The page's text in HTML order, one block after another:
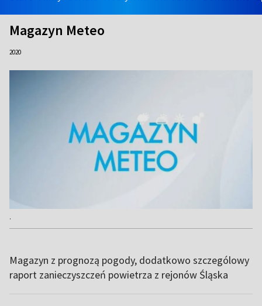
Magazyn Meteo
2020
.
Magazyn z prognozą pogody, dodatkowo szczególowy
raport zanieczyszczeń powietrza z rejonów Śląska